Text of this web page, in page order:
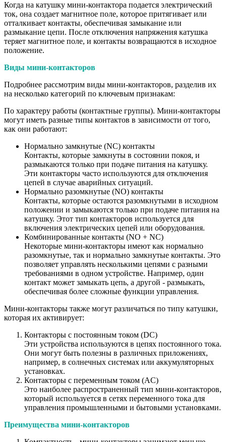
Когда на катушку мини-контактора подается электрический
ток, она создает магнитное поле, которое притягивает или
отталкивает контакты, обеспечивая замыкание или
размыкание цепи. После отключения напряжения катушка
теряет магнитное поле, и контакты возвращаются в исходное
положение.
Виды мини-контакторов
Подробнее рассмотрим виды мини-контакторов, разделив их
на несколько категорий по ключевым признакам:
По характеру работы (контактные группы). Мини-контакторы
могут иметь разные типы контактов в зависимости от того,
как они работают:
Нормально замкнутые (NC) контакты
Контакты, которые замкнуты в состоянии покоя, и
размыкаются только при подаче питания на катушку.
Эти контакторы часто используются для отключения
цепей в случае аварийных ситуаций.
Нормально разомкнутые (NO) контакты
Контакты, которые остаются разомкнутыми в исходном
положении и замыкаются только при подаче питания на
катушку. Этот тип контакторов используется для
включения электрических цепей или оборудования.
Комбинированные контакты (NO + NC)
Некоторые мини-контакторы имеют как нормально
разомкнутые, так и нормально замкнутые контакты. Это
позволяет управлять несколькими цепями с разными
требованиями в одном устройстве. Например, один
контакт может замыкать цепь, а другой - размыкать,
обеспечивая более сложные функции управления.
Мини-контакторы также могут различаться по типу катушки,
которая их активирует:
Контакторы с постоянным током (DC)
Эти устройства используются в цепях постоянного тока.
Они могут быть полезны в различных приложениях,
например, в солнечных системах или аккумуляторных
установках.
Контакторы с переменным током (AC)
Это наиболее распространенный тип мини-контакторов,
который используется в сетях переменного тока для
управления промышленными и бытовыми установками.
Преимущества мини-контакторов